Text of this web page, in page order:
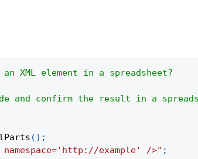
XML element in a spreadsheet?
and confirm the result in a
( ) ;
example' />" ;